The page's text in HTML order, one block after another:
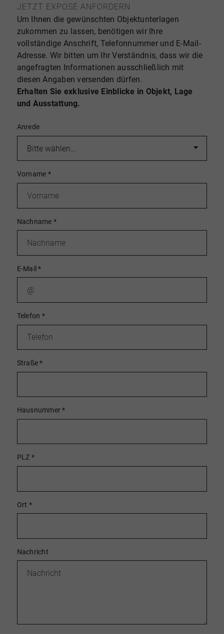
JETZT EXPOSÉ ANFORDERN
Um Ihnen die gewünschten Objektunterlagen
zukommen zu lassen, benötigen wir Ihre
vollständige Anschrift, Telefonnummer und E-Mail-
Adresse. Wir bitten um Ihr Verständnis, dass wir die
angefragten Informationen ausschließlich mit
diesen Angaben versenden dürfen.
Erhalten Sie exklusive Einblicke in Objekt, Lage
und Ausstattung.
Anrede
Vorname *
Nachname *
E-Mail*
Telefon *
Straße*
Hausnummer*
PLZ *
Ort *
Nachricht